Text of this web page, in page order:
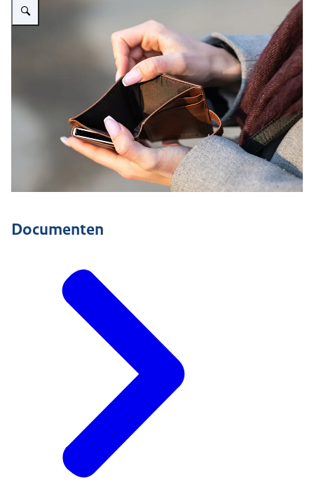
Documenten